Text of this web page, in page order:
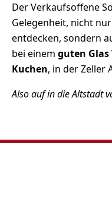
Der Verkaufsoffene
Gelegenheit, nicht
entdecken, sondern
bei einem guten Glas
Kuchen, in der Zeller
Also auf in die Altstadt